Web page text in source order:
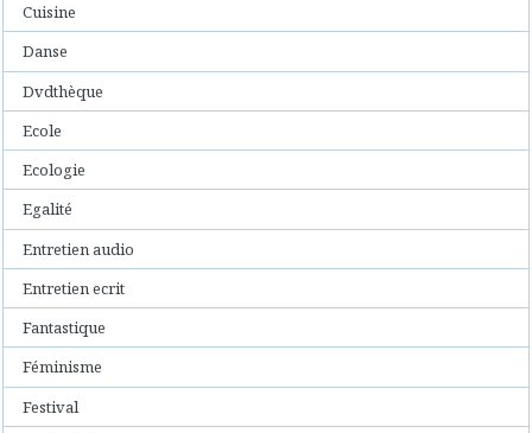
Cuisine
Danse
Dvdthèque
Ecole
Ecologie
Egalité
Entretien audio
Entretien ecrit
Fantastique
Féminisme
Festival